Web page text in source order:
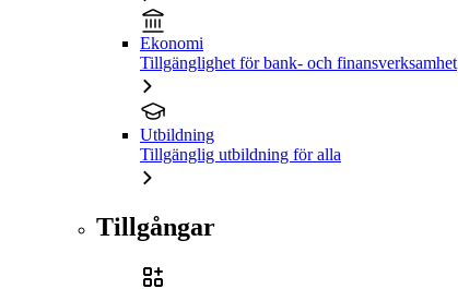
Ekonomi
Tillgänglighet för bank- och finansverksamhet
Utbildning
Tillgänglig utbildning för alla
Tillgångar